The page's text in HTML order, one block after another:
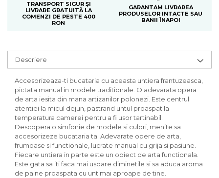
TRANSPORT SIGUR ȘI
LIVRARE GRATUITĂ LA
COMENZI DE PESTE 400
RON
GARANTAM LIVRAREA
PRODUSELOR INTACTE SAU
BANII ÎNAPOI
Descriere
Accesorizeaza-ti bucataria cu aceasta untiera frantuzeasca,
pictata manual in modele traditionale. O adevarata opera
de arta iesita din mana artizanilor polonezi. Este centrul
atentiei la micul dejun, pastrand untul proaspat la
temperatura camerei pentru a fi usor tartinabil.
Descopera o simfonie de modele si culori, menite sa
accesorizeze bucataria ta. Adevarate opere de arta,
frumoase si functionale, lucrate manual cu grija si pasiune.
Fiecare untiera in parte este un obiect de arta functionala.
Este gata sa iti faca mai usoare diminetile si sa aduca aroma
de paine proaspata cu unt mai aproape de tine.